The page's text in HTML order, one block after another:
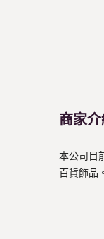
商家
本公司目
百貨飾品。